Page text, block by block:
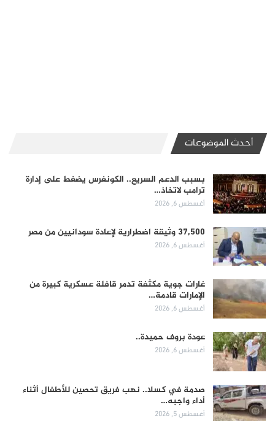
أحدث الموضوعات
بسبب الدعم السريع.. الكونغرس يضغط على إدارة
ترامب لاتخاذ…
أغسطس 6, 2026
37,500 وثيقة اضطرارية لإعادة سودانيين من مصر
أغسطس 6, 2026
غارات جوية مكثفة تدمر قافلة عسكرية كبيرة من
الإمارات قادمة…
أغسطس 6, 2026
عودة بروف حميدة..
أغسطس 6, 2026
صدمة في كسلا.. نهب فريق تحصين للأطفال أثناء
أداء واجبه…
أغسطس 5, 2026